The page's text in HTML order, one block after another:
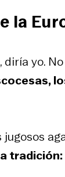
la
diría yo.
jugosos